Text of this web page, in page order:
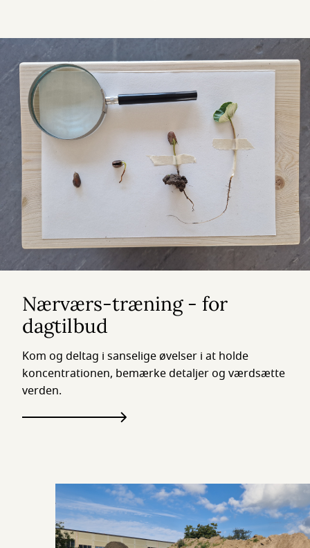
Nærværs-træning - for
dagtilbud
Kom og deltag i sanselige øvelser i at holde
koncentrationen, bemærke detaljer og værdsætte
verden.